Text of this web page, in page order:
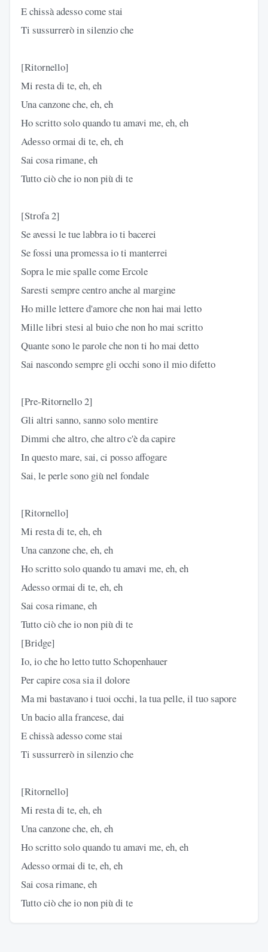
E chissà adesso come stai
Ti sussurrerò in silenzio che
[Ritornello]
Mi resta di te, eh, eh
Una canzone che, eh, eh
Ho scritto solo quando tu amavi me, eh, eh
Adеsso ormai di te, eh, eh
Sai cosa rimanе, eh
Tutto ciò che io non più di te
[Strofa 2]
Se avessi le tue labbra io ti bacerei
Se fossi una promessa io ti manterrei
Sopra le mie spalle come Ercole
Saresti sempre centro anche al margine
Ho mille lettere d'amore che non hai mai letto
Mille libri stesi al buio che non ho mai scritto
Quante sono le parole che non ti ho mai detto
Sai nascondo sempre gli occhi sono il mio difetto
[Pre-Ritornello 2]
Gli altri sanno, sanno solo mentire
Dimmi che altro, che altro c'è da capire
In questo mare, sai, ci posso affogare
Sai, le perle sono giù nel fondale
[Ritornello]
Mi resta di te, eh, eh
Una canzone che, eh, eh
Ho scritto solo quando tu amavi me, eh, eh
Adesso ormai di te, eh, eh
Sai cosa rimane, eh
Tutto ciò che io non più di te
[Bridge]
Io, io che ho letto tutto Schopenhauer
Per capire cosa sia il dolore
Ma mi bastavano i tuoi occhi, la tua pelle, il tuo sapore
Un bacio alla francese, dai
E chissà adesso come stai
Ti sussurrerò in silenzio che
[Ritornello]
Mi resta di te, eh, eh
Una canzone che, eh, eh
Ho scritto solo quando tu amavi me, eh, eh
Adesso ormai di te, eh, eh
Sai cosa rimane, eh
Tutto ciò che io non più di te